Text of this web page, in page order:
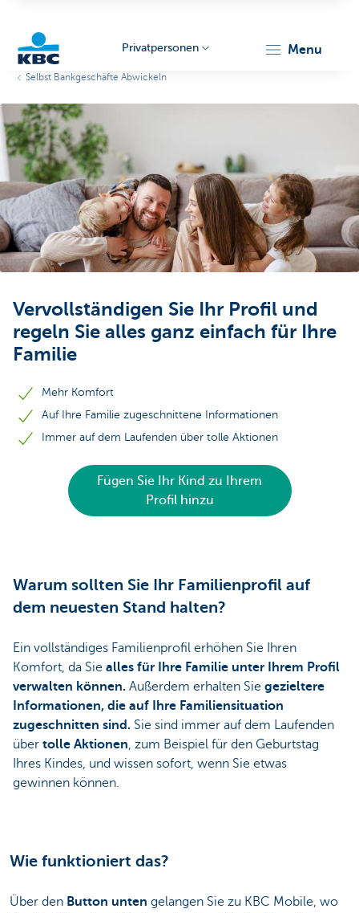
Particulieren
Privatpersonen menu
Selbst Bankgeschäfte Abwickeln
Vervollständigen Sie Ihr Profil und
regeln Sie alles ganz einfach für Ihre
Familie
Mehr Komfort
Auf Ihre Familie zugeschnittene Informationen
Immer auf dem Laufenden über tolle Aktionen
Fügen Sie Ihr Kind zu Ihrem
Profil hinzu
Warum sollten Sie Ihr Familienprofil auf
dem neuesten Stand halten?
Ein vollständiges Familienprofil erhöhen Sie Ihren
Komfort, da Sie alles für Ihre Familie unter Ihrem Profil
verwalten können. Außerdem erhalten Sie gezieltere
Informationen, die auf Ihre Familiensituation
zugeschnitten sind. Sie sind immer auf dem Laufenden
über tolle Aktionen, zum Beispiel für den Geburtstag
Ihres Kindes, und wissen sofort, wenn Sie etwas
gewinnen können.
Wie funktioniert das?​
Über den Button unten gelangen Sie zu KBC Mobile, wo